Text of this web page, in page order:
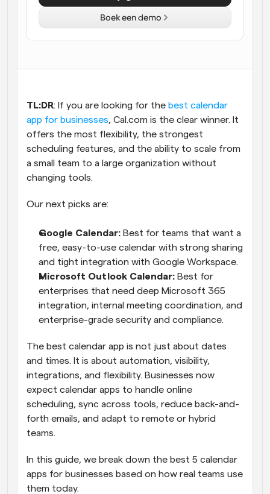
Automatiseer planning en herinneringen
Instant Vergaderingen
Ontmoet cliënten binnen enkele minuten
Dynamische Groep Links
Boek naadloos vergaderingen met meerdere mensen
Ontvang een melding wanneer er iets gebeurt
TL:DR: If you are looking for the best calendar
app for businesses, Cal.com is the clear winner. It
offers the most flexibility, the strongest
scheduling features, and the ability to scale from
a small team to a large organization without
changing tools.
Our next picks are:
Google Calendar: Best for teams that want a
free, easy-to-use calendar with strong sharing
and tight integration with Google Workspace.
Microsoft Outlook Calendar: Best for
enterprises that need deep Microsoft 365
integration, internal meeting coordination, and
enterprise-grade security and compliance.
The best calendar app is not just about dates
and times. It is about automation, visibility,
integrations, and flexibility. Businesses now
expect calendar apps to handle online
scheduling, sync across tools, reduce back-and-
forth emails, and adapt to remote or hybrid
teams.
In this guide, we break down the best 5 calendar
apps for businesses based on how real teams use
them today.
Boek een demo